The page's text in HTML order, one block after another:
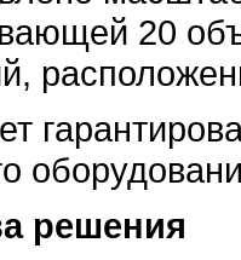
20
решения